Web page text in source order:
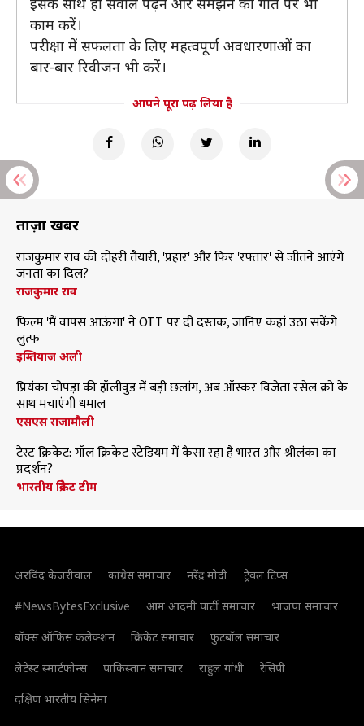
काम करें।
परीक्षा में सफलता के लिए महत्वपूर्ण अवधारणाओं का
बार-बार रिवीजन भी करें।
आपने पूरा पढ़ लिया है
ताज़ा खबरें
राजकुमार राव की दोहरी तैयारी, 'प्रहार' और फिर 'रफ्तार' से जीतने आएंगे
जनता का दिल?
राजकुमार राव
फिल्म 'मैं वापस आऊंगा' ने OTT पर दी दस्तक, जानिए कहां उठा सकेंगे
लुत्फ
इम्तियाज अली
प्रियंका चोपड़ा की हॉलीवुड में बड़ी छलांग, अब ऑस्कर विजेता रसेल क्रो के
साथ मचाएंगी धमाल
एसएस राजामौली
टेस्ट क्रिकेट: गॉल क्रिकेट स्टेडियम में कैसा रहा है भारत और श्रीलंका का
प्रदर्शन?
भारतीय क्रिकेट टीम
अरविंद केजरीवाल कांग्रेस समाचार नरेंद्र मोदी
ट्रैवल टिप्स
#NewsBytesExclusive
आम आदमी पार्टी समाचार
भाजपा समाचार
बॉक्स ऑफिस कलेक्शन
क्रिकेट समाचार
फुटबॉल समाचार
लेटेस्ट स्मार्टफोन्स
पाकिस्तान समाचार राहुल गांधी
रेसिपी
दक्षिण भारतीय सिनेमा